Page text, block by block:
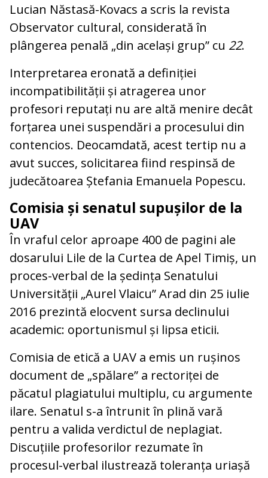
Lucian Năstasă-Kovacs a scris la revista
Observator cultural, considerată în
plângerea penală „din același grup” cu 22.
Interpretarea eronată a definiției
incompatibilității și atragerea unor
profesori reputați nu are altă menire decât
forțarea unei suspendări a procesului din
contencios. Deocamdată, acest tertip nu a
avut succes, solicitarea fiind respinsă de
judecătoarea Ștefania Emanuela Popescu.
Comisia și senatul supușilor de la
UAV
În vraful celor aproape 400 de pagini ale
dosarului Lile de la Curtea de Apel Timiș, un
proces-verbal de la ședința Senatului
Universității „Aurel Vlaicu” Arad din 25 iulie
2016 prezintă elocvent sursa declinului
academic: oportunismul și lipsa eticii.
Comisia de etică a UAV a emis un rușinos
document de „spălare” a rectoriței de
păcatul plagiatului multiplu, cu argumente
ilare. Senatul s-a întrunit în plină vară
pentru a valida verdictul de neplagiat.
Discuțiile profesorilor rezumate în
procesul-verbal ilustrează toleranța uriașă